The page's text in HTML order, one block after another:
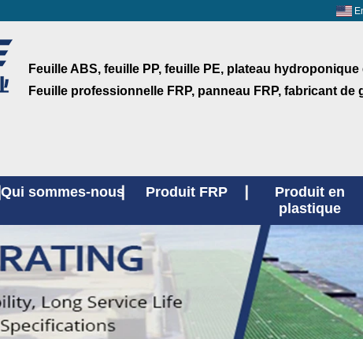
Feuille ABS, feuille PP, feuille PE, plateau
Feuille professionnelle FRP, panneau FRP, fabricant de
Qui sommes-nous Produit FRP
Produit en
plastique